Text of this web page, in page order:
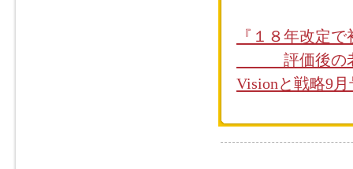
『１８年改定
評価後の老
Visionと戦略9